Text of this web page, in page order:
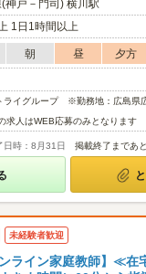
神戸－門司) 横川駅
1日1時間以上
朝 昼 夕方
ライグループ ※勤務地：広島県
求人はWEB応募のみとなります
日時：8月31日 掲載終了まであ
未経験者歓迎
ンライン家庭教師】≪